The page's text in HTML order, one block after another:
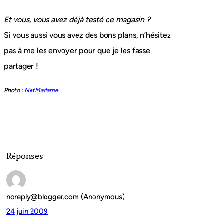
Et vous, vous avez déjà testé ce magasin ?
Si vous aussi vous avez des bons plans, n’hésitez
pas à me les envoyer pour que je les fasse
partager !
Photo : NetMadame
Réponses
noreply@blogger.com (Anonymous)
24 juin 2009